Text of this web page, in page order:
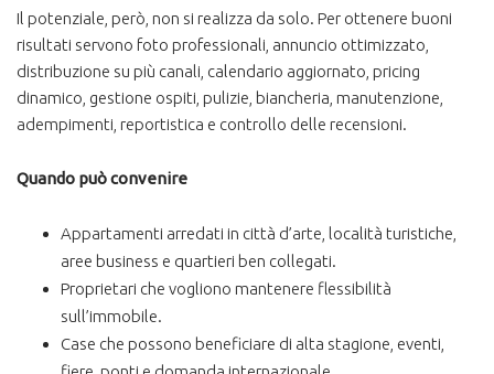
Il potenziale, però, non si realizza da solo. Per ottenere buoni
risultati servono foto professionali, annuncio ottimizzato,
distribuzione su più canali, calendario aggiornato, pricing
dinamico, gestione ospiti, pulizie, biancheria, manutenzione,
adempimenti, reportistica e controllo delle recensioni.
Quando può convenire
Appartamenti arredati in città d’arte, località turistiche,
aree business e quartieri ben collegati.
Proprietari che vogliono mantenere flessibilità
sull’immobile.
Case che possono beneficiare di alta stagione, eventi,